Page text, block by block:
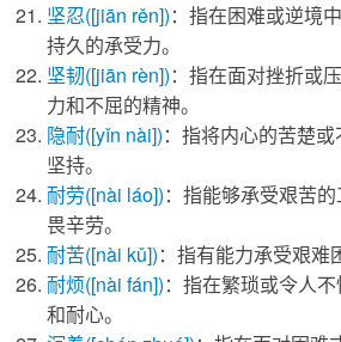
坚忍([jiān rěn])：指在困难或逆境
持久的承受力。
坚韧([jiān rèn])：指在面对挫折或
力和不屈的精神。
隐耐([yǐn nài])：指将内心的苦楚
坚持。
耐劳([nài láo])：指能够承受艰苦
畏辛劳。
耐苦([nài kǔ])：指有能力承受艰难
耐烦([nài fán])：指在繁琐或令人
和耐心。